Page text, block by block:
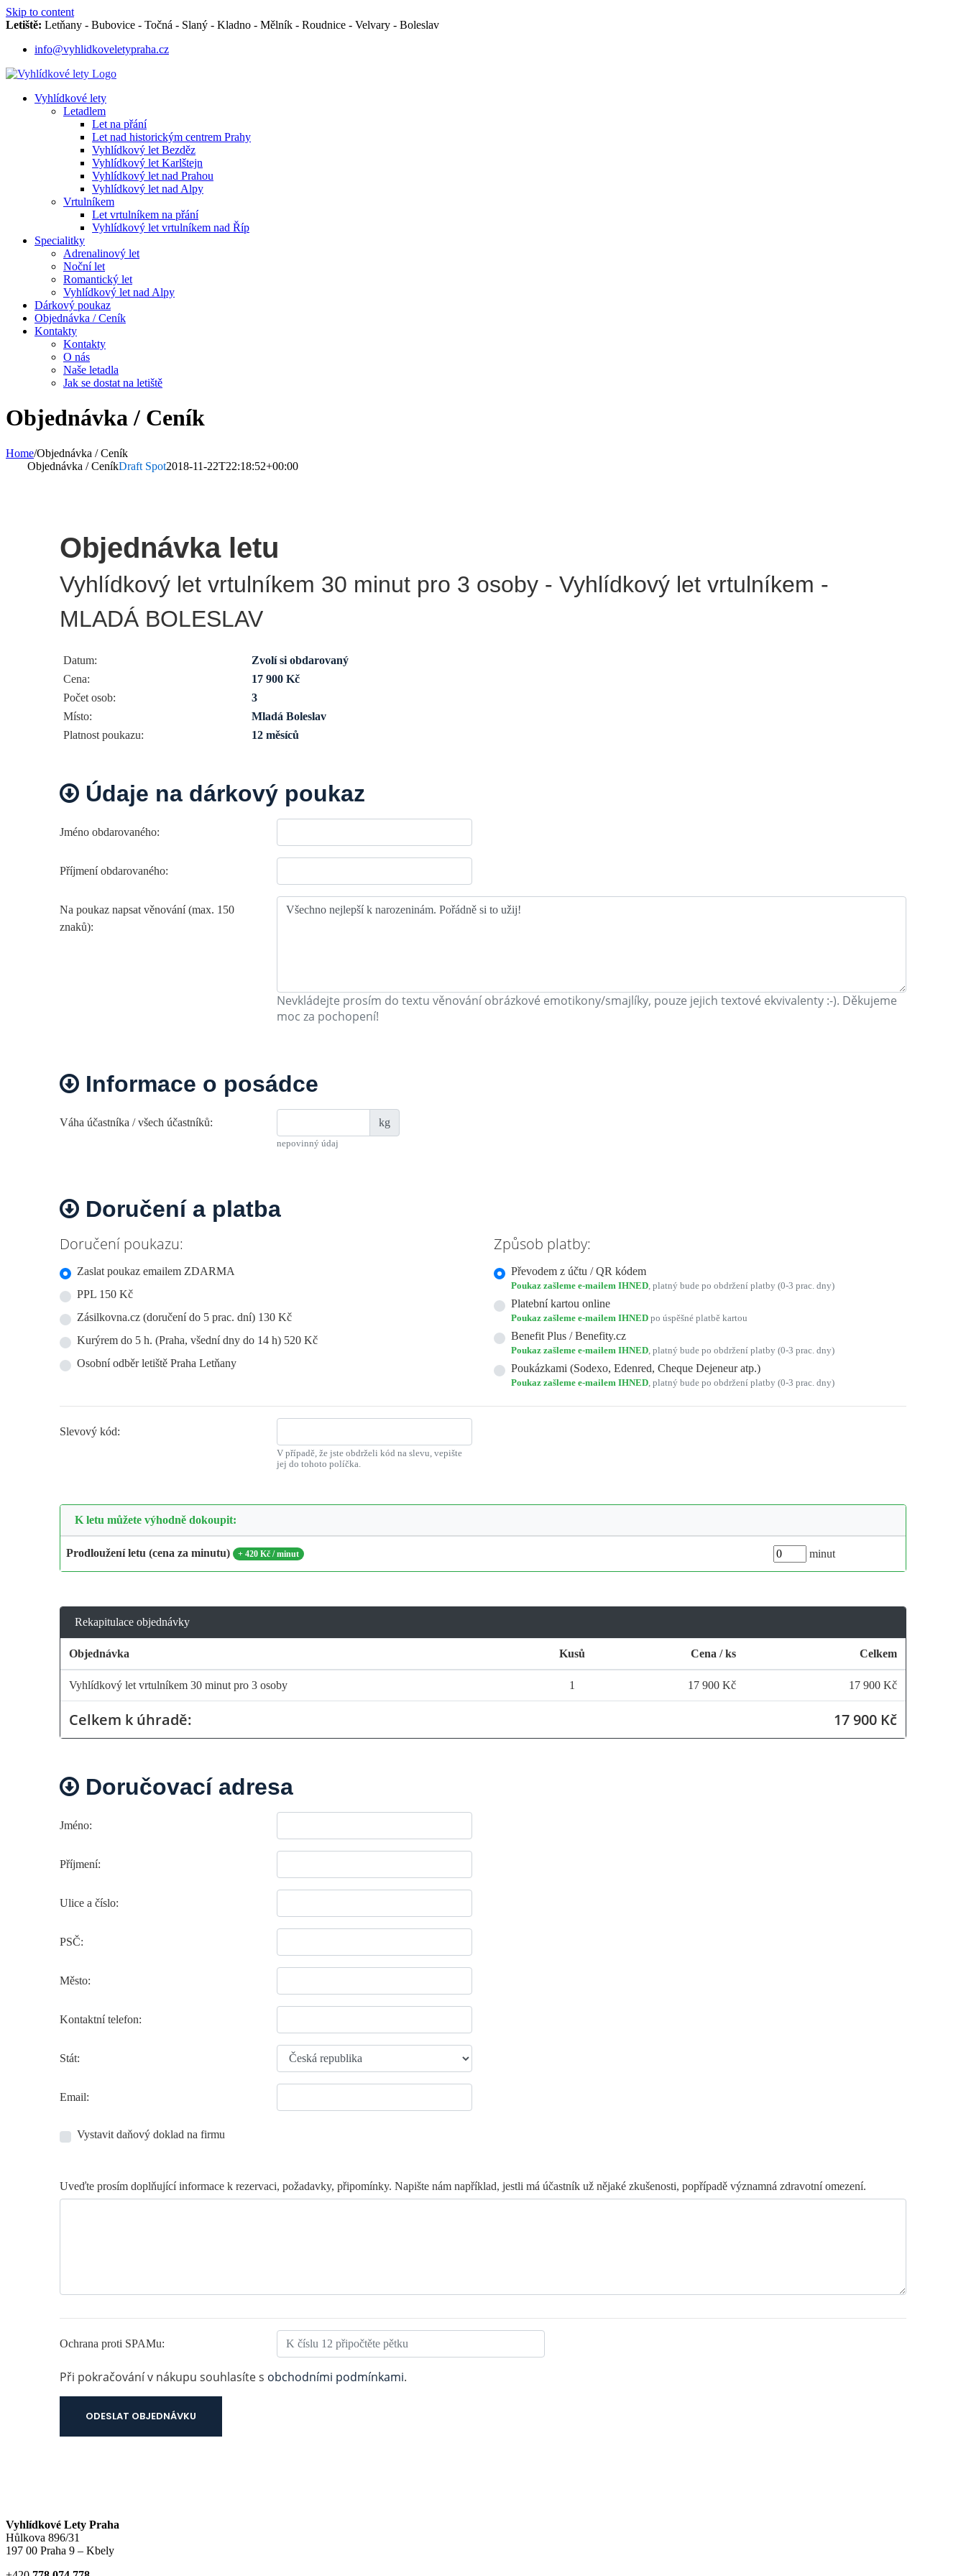
Skip to content
Letiště: Letňany - Bubovice - Točná - Slaný - Kladno - Mělník - Roudnice - Velvary - Boleslav
info@vyhlidkoveletypraha.cz
Vyhlídkové lety
Letadlem
Let na přání
Let nad historickým centrem Prahy
Vyhlídkový let Bezděz
Vyhlídkový let Karlštejn
Vyhlídkový let nad Prahou
Vyhlídkový let nad Alpy
Vrtulníkem
Let vrtulníkem na přání
Vyhlídkový let vrtulníkem nad Říp
Specialitky
Adrenalinový let
Noční let
Romantický let
Vyhlídkový let nad Alpy
Dárkový poukaz
Objednávka / Ceník
Kontakty
Kontakty
O nás
Naše letadla
Jak se dostat na letiště
Objednávka / Ceník
Home/Objednávka / Ceník
Objednávka / CeníkDraft Spot2018-11-22T22:18:52+00:00
Objednávka letu
Vyhlídkový let vrtulníkem 30 minut pro 3 osoby - Vyhlídkový let vrtulníkem -
MLADÁ BOLESLAV
Datum:
Zvolí si obdarovaný
Cena:
17 900 Kč
Počet osob:
3
Místo:
Mladá Boleslav
Platnost poukazu:
12 měsíců
Údaje na dárkový poukaz
Jméno obdarovaného:
Příjmení obdarovaného:
Na poukaz napsat věnování (max. 150
znaků):
Nevkládejte prosím do textu věnování obrázkové emotikony/smajlíky, pouze jejich textové ekvivalenty :-). Děkujeme
moc za pochopení!
Informace o posádce
Váha účastníka / všech účastníků: kg
nepovinný údaj
Doručení a platba
Doručení poukazu:
Zaslat poukaz emailem ZDARMA
PPL 150 Kč
Zásilkovna.cz (doručení do 5 prac. dní) 130 Kč
Kurýrem do 5 h. (Praha, všední dny do 14 h) 520 Kč
Osobní odběr letiště Praha Letňany
Způsob platby:
Převodem z účtu / QR kódem
Poukaz zašleme e-mailem IHNED, platný bude po obdržení platby (0-3 prac. dny)
Platební kartou online
Poukaz zašleme e-mailem IHNED po úspěšné platbě kartou
Benefit Plus / Benefity.cz
Poukaz zašleme e-mailem IHNED, platný bude po obdržení platby (0-3 prac. dny)
Poukázkami (Sodexo, Edenred, Cheque Dejeneur atp.)
Poukaz zašleme e-mailem IHNED, platný bude po obdržení platby (0-3 prac. dny)
Slevový kód:
V případě, že jste obdrželi kód na slevu, vepište
jej do tohoto políčka.
K letu můžete výhodně dokoupit:
Prodloužení letu (cena za minutu) +420 Kč / minut minut
Rekapitulace objednávky
Objednávka Kusů Cena / ks Celkem
Vyhlídkový let vrtulníkem 30 minut pro 3 osoby 1 17 900 Kč 17 900 Kč
Celkem k úhradě: 17 900 Kč
Doručovací adresa
Jméno:
Příjmení:
Ulice a číslo:
PSČ:
Město:
Kontaktní telefon:
Stát:
Email:
Vystavit daňový doklad na firmu
Uveďte prosím doplňující informace k rezervaci, požadavky, připomínky. Napište nám například, jestli má účastník už nějaké zkušenosti, popřípadě významná zdravotní omezení.
Ochrana proti SPAMu:
Při pokračování v nákupu souhlasíte s obchodními podmínkami.
Vyhlídkové Lety Praha
Hůlkova 896/31
197 00 Praha 9 – Kbely